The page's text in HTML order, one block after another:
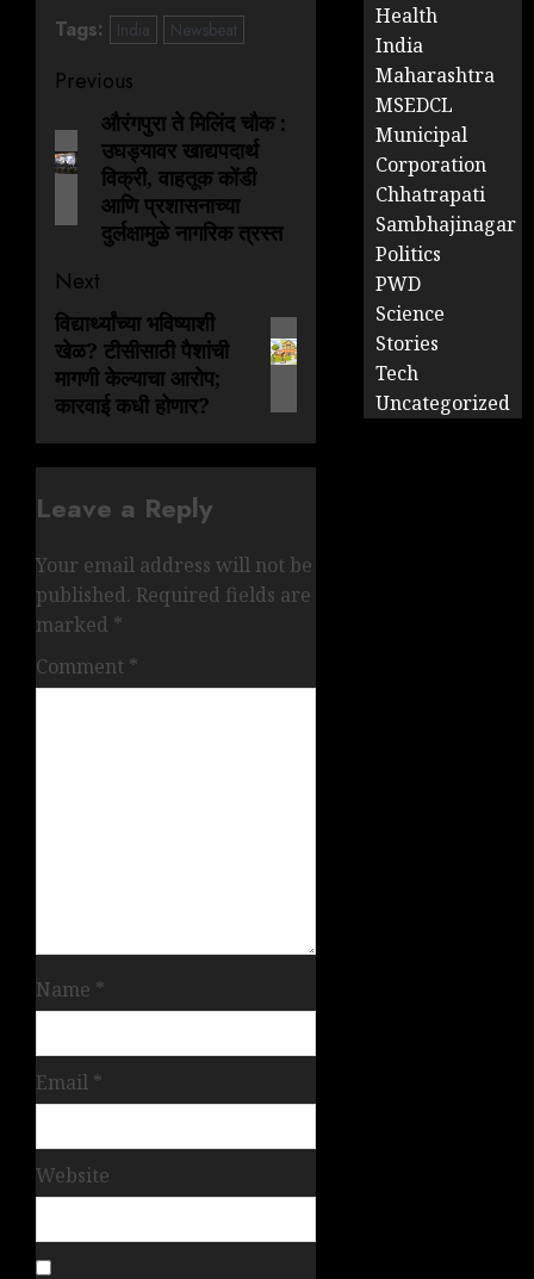
Tags: India Newsbeat
Previous
औरंगपुरा ते मिलिंद चौक :
उघड्यावर खाद्यपदार्थ
विक्री, वाहतूक कोंडी
आणि प्रशासनाच्या
दुर्लक्षामुळे नागरिक त्रस्त
Next
विद्यार्थ्यांच्या भविष्याशी
खेळ? टीसीसाठी पैशांची
मागणी केल्याचा आरोप;
कारवाई कधी होणार?
Leave a Reply
Your email address will not be
published. Required fields are
marked *
Comment *
Name *
Email *
Website
Health
India
Maharashtra
MSEDCL
Municipal
Corporation
Chhatrapati
Sambhajinagar
Politics
PWD
Science
Stories
Tech
Uncategorized